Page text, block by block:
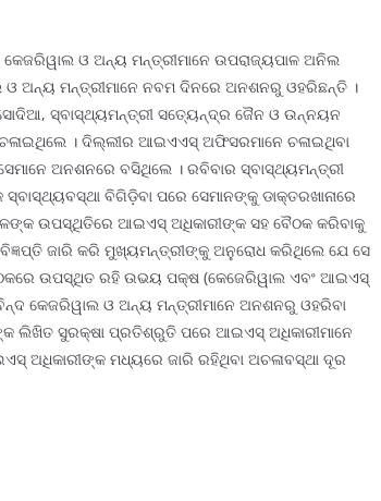
ଓ ଅନ୍ୟ ମନ୍ତ୍ରୀମାନେ ଉପରାଜ୍ୟପାଳ ଅନିଲ
ଅନ୍ୟ ମନ୍ତ୍ରୀମାନେ ନବମ ଦିନରେ ଅନଶନରୁ ଓହରିଛନ୍ତି ।
ସ୍ବାସ୍ଥ୍ୟମନ୍ତ୍ରୀ ସତ୍ୟେନ୍ଦ୍ର ଜୈନ ଓ ଉନ୍ନୟନ
। ଦିଲ୍ଲୀର ଆଇଏଏସ୍ ଅଫିସରମାନେ ଚଳାଇଥିବା
ଅନଶନରେ ବସିଥିଲେ । ରବିବାର ସ୍ବାସ୍ଥ୍ୟମନ୍ତ୍ରୀ
ବିଗିଡ଼ିବା ପରେ ସେମାନଙ୍କୁ ଡାକ୍ତରଖାନାରେ
ଉପସ୍ଥିତିରେ ଆଇଏସ୍ ଅଧିକାରୀଙ୍କ ସହ ବୈଠକ କରିବାକୁ
ଜାରି କରି ମୁଖ୍ୟମନ୍ତ୍ରୀଙ୍କୁ ଅନୁରୋଧ କରିଥିଲେ ଯେ ସେ
ଉପସ୍ଥିତ ରହି ଉଭୟ ପକ୍ଷ (କେଜେରିୱାଲ ଏବଂ ଆଇଏସ୍
କେଜରିୱାଲ ଓ ଅନ୍ୟ ମନ୍ତ୍ରୀମାନେ ଅନଶନରୁ ଓହରିବା
ଲିଖିତ ସୁରକ୍ଷା ପ୍ରତିଶ୍ରୁତି ପରେ ଆଇଏସ୍ ଅଧିକାରୀମାନେ
ଅଧିକାରୀଙ୍କ ମଧ୍ୟରେ ଜାରି ରହିଥିବା ଅଚଳାବସ୍ଥା ଦୂର